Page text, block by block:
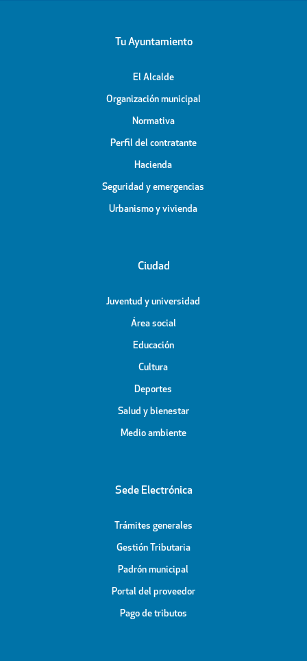
Tu Ayuntamiento
El Alcalde
Organización municipal
Normativa
Perfil del contratante
Hacienda
Seguridad y emergencias
Urbanismo y vivienda
Ciudad
Juventud y universidad
Área social
Educación
Cultura
Deportes
Salud y bienestar
Medio ambiente
Sede Electrónica
Trámites generales
Gestión Tributaria
Padrón municipal
Portal del proveedor
Pago de tributos